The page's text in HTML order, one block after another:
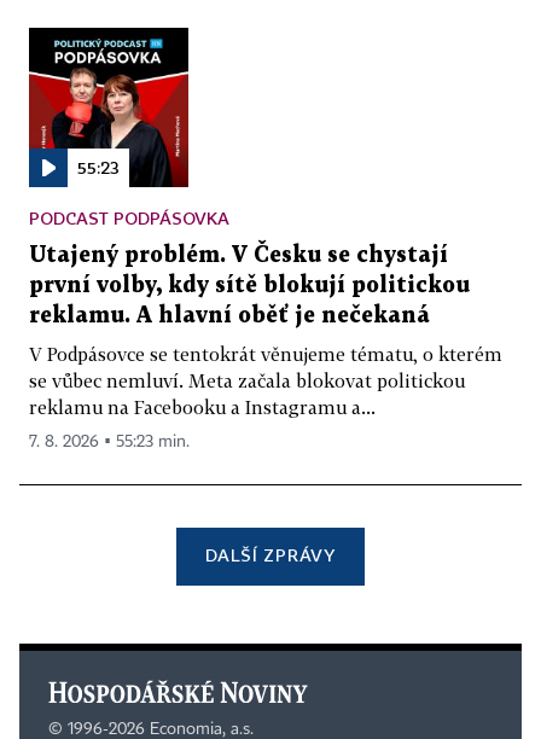
55:23
PODCAST PODPÁSOVKA
Utajený problém. V Česku se chystají
první volby, kdy sítě blokují politickou
reklamu. A hlavní oběť je nečekaná
V Podpásovce se tentokrát věnujeme tématu, o kterém
se vůbec nemluví. Meta začala blokovat politickou
reklamu na Facebooku a Instagramu a...
7. 8. 2026 ▪ 55:23 min.
DALŠÍ ZPRÁVY
© 1996-2026 Economia, a.s.